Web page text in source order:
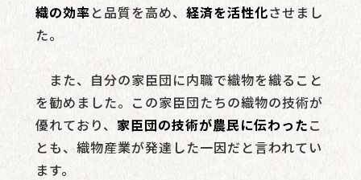
織の効率と品質を高め、 経済を活性化させまし
た。
また、自分の家臣団に内職で織物を織ること
を勧めました。この家臣団たちの織物の技術が
優れており、 家臣団の技術が農民に伝わったこ
とも、織物産業が発達した一因だと言われてい
ます。